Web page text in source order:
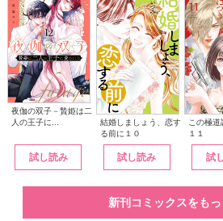
夜伽の双子－贄姫は二
人の王子に...
試し読み
結婚しましょう、恋す
る前に１０
試し読み
この極道
１１
試
新刊コミックスをも